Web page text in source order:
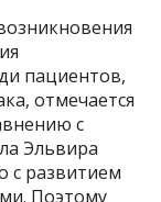
пациентов,
отмечается
с
Эльвира
с развитием
Поэтому